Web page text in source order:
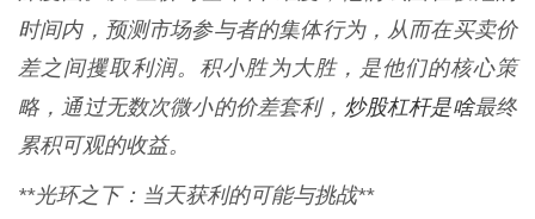
时间内，预测市场参与者的集体行为，从而在买卖价
差之间攫取利润。积小胜为大胜，是他们的核心策
略，通过无数次微小的价差套利， 炒股杠杆是啥最终
累积可观的收益。
**光环之下：当天获利的可能与挑战**